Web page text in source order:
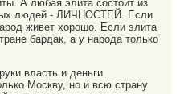
А любая элита состоит из
людей - ЛИЧНОСТЕЙ. Если
живет хорошо. Если элита
бардак, а у народа только
власть и деньги
Москву, но и всю страну